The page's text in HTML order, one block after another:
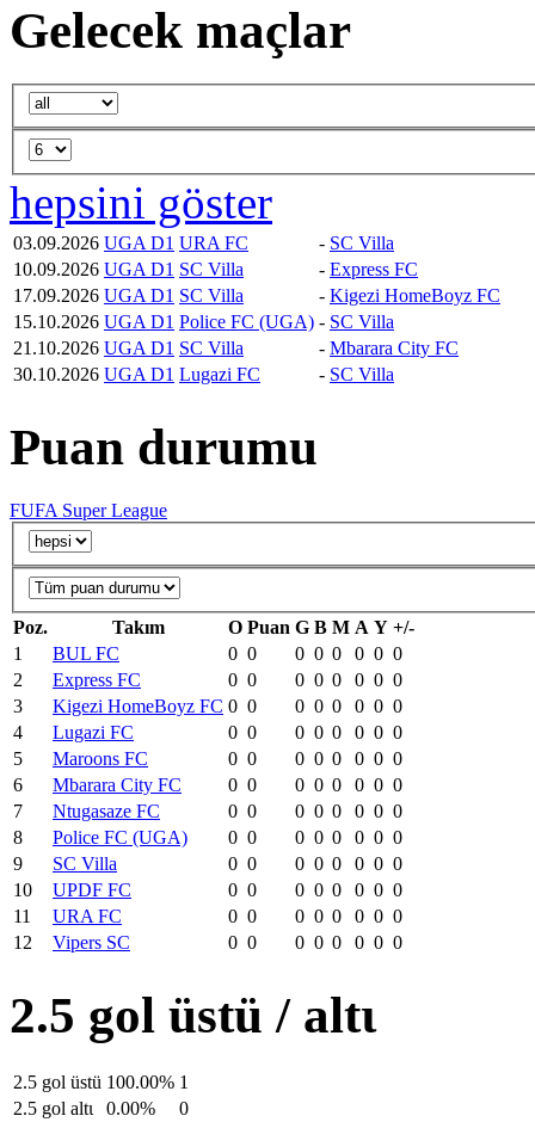
Gelecek maçlar
hepsini göster
03.09.2026 UGA D1 URA FC - SC Villa
10.09.2026 UGA D1 SC Villa - Express FC
17.09.2026 UGA D1 SC Villa - Kigezi HomeBoyz FC
15.10.2026 UGA D1 Police FC (UGA) - SC Villa
21.10.2026 UGA D1 SC Villa - Mbarara City FC
30.10.2026 UGA D1 Lugazi FC - SC Villa
Puan durumu
FUFA Super League
Poz. Takım O Puan G B M A Y +/-
1
BUL FC 0 0 0 0 0 0 0 0
2
Express FC 0 0 0 0 0 0 0 0
3
Kigezi HomeBoyz FC 0 0 0 0 0 0 0 0
4
Lugazi FC 0 0 0 0 0 0 0 0
5
Maroons FC 0 0 0 0 0 0 0 0
6
Mbarara City FC 0 0 0 0 0 0 0 0
7
Ntugasaze FC 0 0 0 0 0 0 0 0
8
Police FC (UGA) 0 0 0 0 0 0 0 0
9
SC Villa 0 0 0 0 0 0 0 0
10
UPDF FC 0 0 0 0 0 0 0 0
11
URA FC 0 0 0 0 0 0 0 0
12
Vipers SC 0 0 0 0 0 0 0 0
2.5 gol üstü / altι
2.5 gol üstü 100.00% 1
2.5 gol altι
0.00% 0